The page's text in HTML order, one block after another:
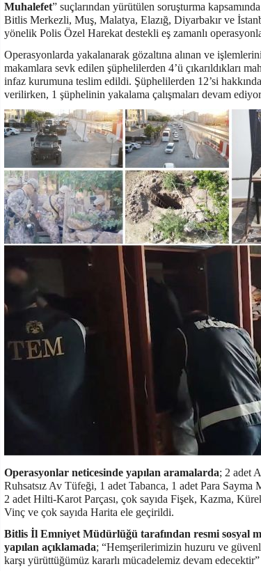
Muhalefet” suçlarından yürütülen soruşturma
Bitlis Merkezli, Muş, Malatya, Elazığ, Diyarbakır ve
yönelik Polis Özel Harekat destekli eş zamanlı
Operasyonlarda yakalanarak gözaltına alınan ve
makamlara sevk edilen şüphelilerden 4’ü çıkarıldıkları
infaz kurumuna teslim edildi. Şüphelilerden 12’si
verilirken, 1 şüphelinin yakalama çalışmaları devam
Operasyonlar neticesinde yapılan aramalarda; 2 adet
Ruhsatsız Av Tüfeği, 1 adet Tabanca, 1 adet Para Sayma
2 adet Hilti-Karot Parçası, çok sayıda Fişek, Kazma,
Vinç ve çok sayıda Harita ele geçirildi.
Bitlis İl Emniyet Müdürlüğü tarafından resmi sosyal
yapılan açıklamada; “Hemşerilerimizin huzuru ve
karşı yürüttüğümüz kararlı mücadelemiz devam